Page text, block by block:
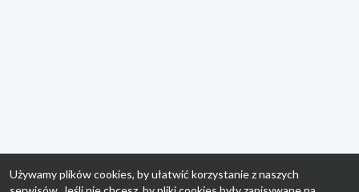
Używamy plików cookies, by ułatwić korzystanie z naszych